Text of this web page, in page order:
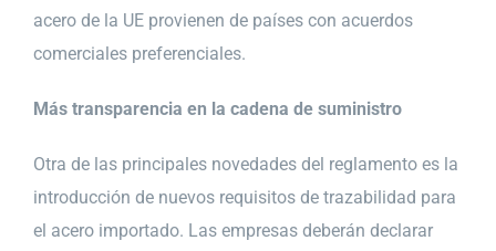
acero de la UE provienen de países con acuerdos
comerciales preferenciales.
Más transparencia en la cadena de suministro
Otra de las principales novedades del reglamento es la
introducción de nuevos requisitos de trazabilidad para
el acero importado. Las empresas deberán declarar